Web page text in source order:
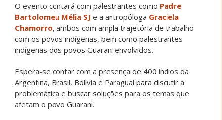
O evento contará com palestrantes como Padre
Bartolomeu Mélia SJ e a antropóloga Graciela
Chamorro, ambos com ampla trajetória de trabalho
com os povos indígenas, bem como palestrantes
indígenas dos povos Guarani envolvidos.
Espera-se contar com a presença de 400 índios da
Argentina, Brasil, Bolívia e Paraguai para discutir a
problemática e buscar soluções para os temas que
afetam o povo Guarani.